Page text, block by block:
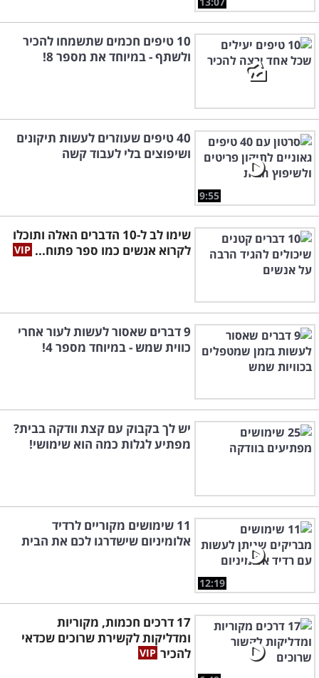
10 טיפים חכמים שתשמחו להכיר
ולשתף - במיוחד את מספר 8!
9:55
40 טיפים שעוזרים לעשות תיקונים
ושיפוצים בלי לעבוד קשה
שימו לב ל-10 הדברים האלה ותוכלו
לקרוא אנשים כמו ספר פתוח...
9 דברים שאסור לעשות לעור אחרי
כווית שמש - במיוחד מספר 4!
יש לך בקבוק עם קצת וודקה בבית?
מפתיע לגלות כמה הוא שימושי!
12:19
11 שימושים מקוריים לרדיד
אלומיניום שישדרגו לכם את הבית
17 דרכים חכמות, מקוריות
ומדליקות לקשירת שרוכים שכדאי
להכיר